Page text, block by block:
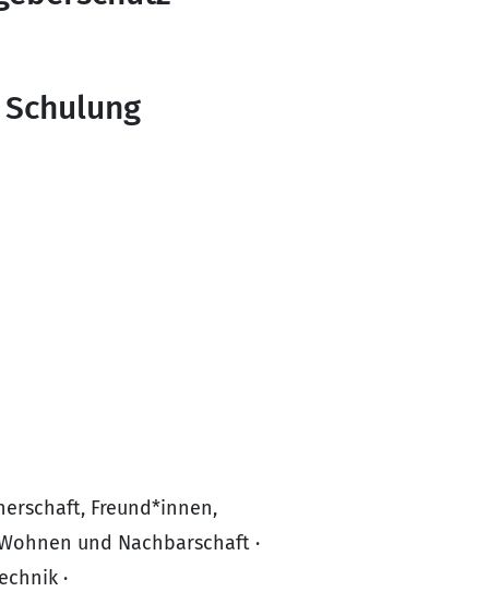
Freund*innen,
und Nachbarschaft ·
·